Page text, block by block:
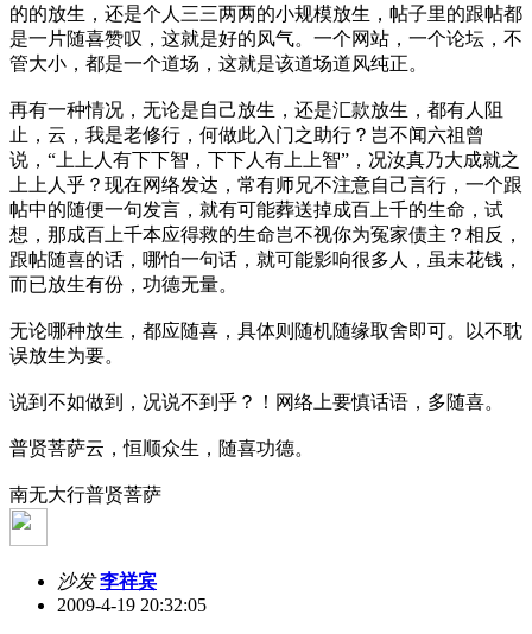
的的放生，还是个人三三两两的小规模放生，帖子里的跟帖都
是一片随喜赞叹，这就是好的风气。一个网站，一个论坛，不
管大小，都是一个道场，这就是该道场道风纯正。
再有一种情况，无论是自己放生，还是汇款放生，都有人阻
止，云，我是老修行，何做此入门之助行？岂不闻六祖曾
说，“上上人有下下智，下下人有上上智”，况汝真乃大成就之
上上人乎？现在网络发达，常有师兄不注意自己言行，一个跟
帖中的随便一句发言，就有可能葬送掉成百上千的生命，试
想，那成百上千本应得救的生命岂不视你为冤家债主？相反，
跟帖随喜的话，哪怕一句话，就可能影响很多人，虽未花钱，
而已放生有份，功德无量。
无论哪种放生，都应随喜，具体则随机随缘取舍即可。以不耽
误放生为要。
说到不如做到，况说不到乎？！网络上要慎话语，多随喜。
普贤菩萨云，恒顺众生，随喜功德。
南无大行普贤菩萨
沙发 李祥宾
2009-4-19 20:32:05